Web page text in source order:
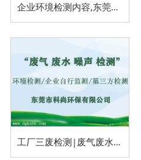
企业环境检测内容,东莞环境检测
工厂三废检测|废气废水噪声检测